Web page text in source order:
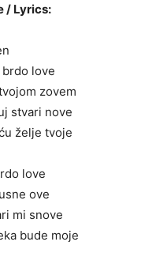
/ Lyrics:
love
zovem
stvari nove
želje tvoje
love
ove
mi snove
bude moje